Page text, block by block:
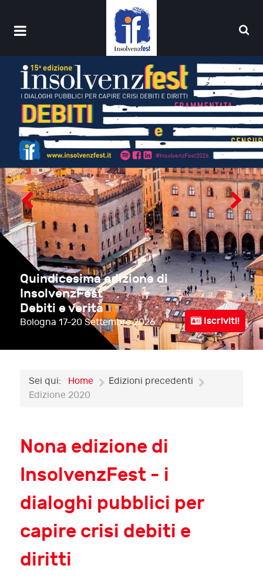
Iscriviti!
Quindicesima edizione di
InsolvenzFest
Debiti e verità
Bologna 17-20 Settembre 2026
Sei qui: Home
Edizioni precedenti
Edizione 2020
Nona edizione di
InsolvenzFest - i
dialoghi pubblici per
capire crisi debiti e
diritti